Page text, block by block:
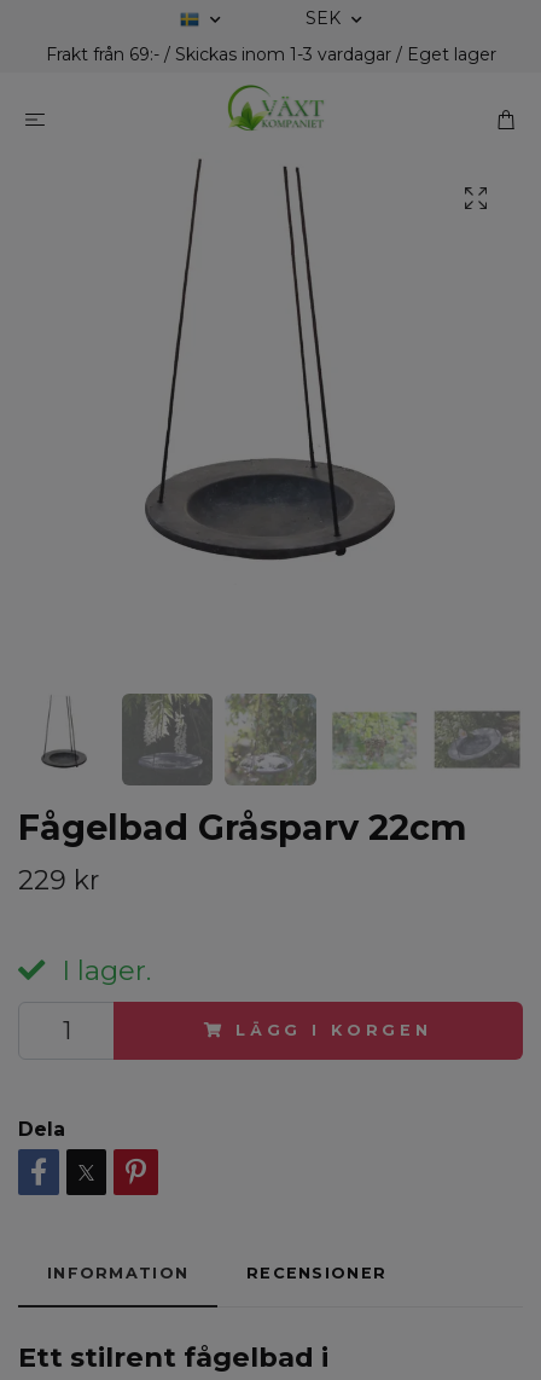
SEK
Frakt från 69:- / Skickas inom 1-3 vardagar / Eget lager
Fågelbad Gråsparv 22cm
229 kr
I lager.
LÄGG I KORGEN
Dela
INFORMATION RECENSIONER
Ett stilrent fågelbad i